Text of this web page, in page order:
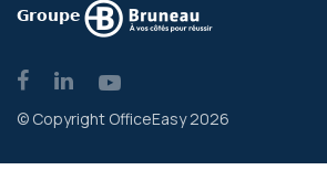
© Copyright OfficeEasy 2026